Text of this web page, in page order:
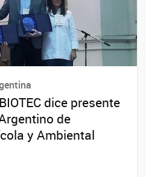
dice presente
de
y Ambiental